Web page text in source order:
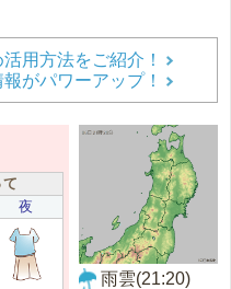
用方法をご紹介！
がパワーアップ！
夜
雨雲(21:20)